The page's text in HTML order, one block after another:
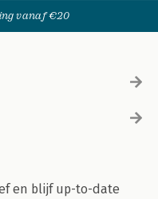
vanaf €20
en blijf up-to-date